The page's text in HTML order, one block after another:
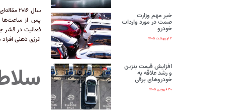
خبر مهم وزارت
صمت در مورد واردات
خودرو
۲ اردیبهشت ۱۴۰۵
افزایش قیمت بنزین
و رشد علاقه به
خودروهای برقی
۳۰ فروردین ۱۴۰۵
پس از ساعت‌ها
فعالیت در قشر
انرژی ذهنی